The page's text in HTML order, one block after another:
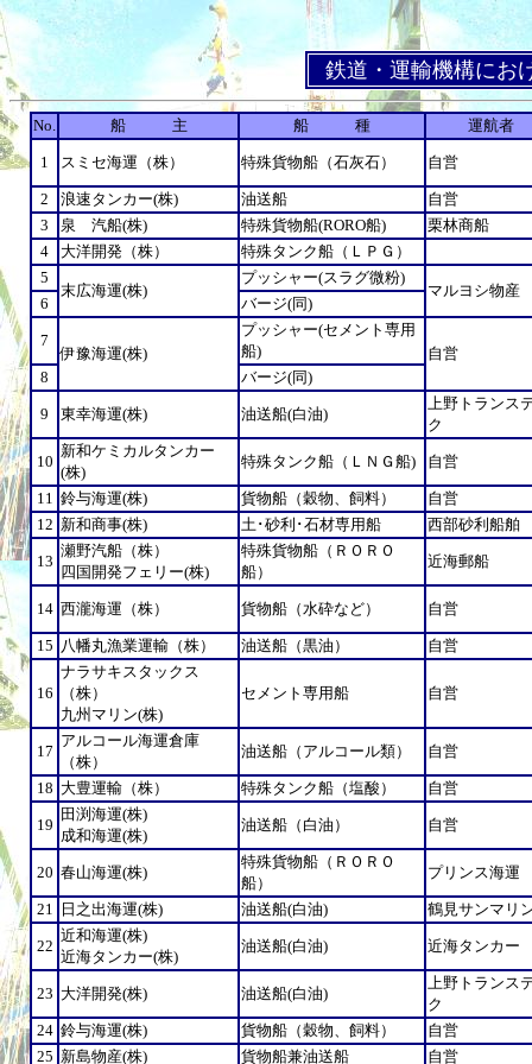
鉄道・運輸機構にお
No. 船 主 船 種 運航者
1 スミセ海運（株） 特殊貨物船（石灰石） 自営
2 浪速タンカー(株) 油送船
自営
3
泉 汽船(株) 特殊貨物船(RORO船)
栗林商船
4
大洋開発（株）
特殊タンク船（ＬＰＧ）
5
末広海運(株)
プッシャー(スラグ微粉)
マルヨシ物産
6 バージ(同)
7
伊豫海運(株)
プッシャー(セメント専用
船)
自営
8
バージ(同)
9 東幸海運(株) 油送船(白油)
上野トランス
ク
10
新和ケミカルタンカー
(株)
特殊タンク船（ＬＮＧ船) 自営
11 鈴与海運(株) 貨物船（穀物、飼料）
自営
12 新和商事(株) 土･砂利･石材専用船 西部砂利船舶
13
瀬野汽船（株）
四国開発フェリー(株)
特殊貨物船（ＲＯＲＯ
船）
近海郵船
14 西瀧海運（株） 貨物船（水砕など） 自営
15 八幡丸漁業運輸（株） 油送船（黒油） 自営
16
ナラサキスタックス
（株）
九州マリン(株)
セメント専用船 自営
17
アルコール海運倉庫
（株）
油送船（アルコール類） 自営
18 大豊運輸（株） 特殊タンク船（塩酸） 自営
19
田渕海運(株)
成和海運(株)
油送船（白油） 自営
20 春山海運(株)
特殊貨物船（ＲＯＲＯ
船）
プリンス海運
21 日之出海運(株) 油送船(白油) 鶴見サンマリ
22
近和海運(株)
近海タンカー(株)
油送船(白油) 近海タンカー
23 大洋開発(株) 油送船(白油)
上野トランス
ク
24 鈴与海運(株) 貨物船（穀物、飼料）
自営
25 新島物産(株) 貨物船兼油送船 自営